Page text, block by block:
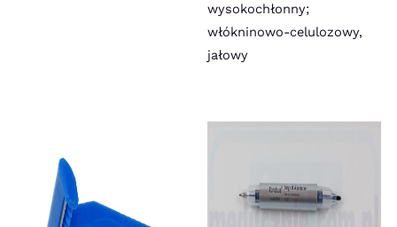
wysokochłonny;
włókninowo-celulozowy,
jałowy